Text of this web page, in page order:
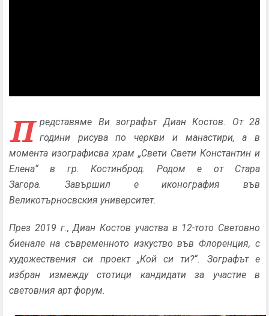
П редставяме Ви зографът Диан Костов. От 28
години рисува по черкви и манастири, а в
момента изографисва храм „Свети Свети Константин и
Елена“ в гр. Костинброд. Родом е от Стара
Загора. Завършил е иконография във
Великотърносвския университет.
През 2019 г., Диан Костов участва в 12-тото Световно
биенале на съвременното изкуство във Флоренция, с
художествения си проект „Кой си ти?“. Зографът е
избран измежду стотици кандидати за участие в
световния арт форум.